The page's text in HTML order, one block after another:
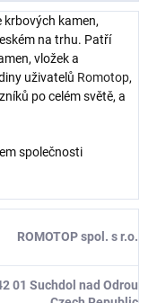
krbových kamen,
na trhu. Patří
vložek a
uživatelů Romotop,
po celém světě, a
společnosti
ROMOTOP spol. s r.o.
01 Suchdol nad Odrou